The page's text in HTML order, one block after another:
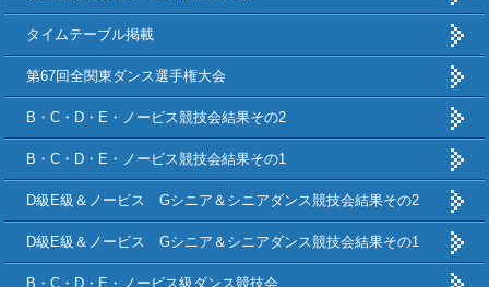
タイムテーブル掲載
第67回全関東ダンス選手権大会
B・C・D・E・ノービス競技会結果その2
B・C・D・E・ノービス競技会結果その1
D級E級＆ノービス Gシニア＆シニアダンス競技会結果その2
D級E級＆ノービス Gシニア＆シニアダンス競技会結果その1
B・C・D・E・ノービス級ダンス競技会